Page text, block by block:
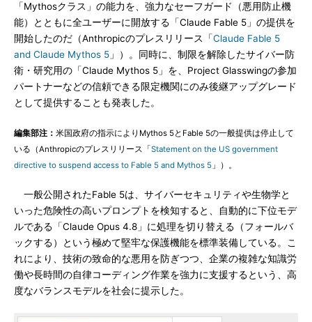
「Mythosクラス」の能力を、強力なセーフガード（悪用防止機
能）とともに全ユーザーに開放する「Claude Fable 5」の提供を
開始したのだ（Anthropicのプレスリリース「Claude Fable 5
and Claude Mythos 5 」）。同時に、制限を解除したサイバー防
衛・研究用の「Claude Mythos 5」を、Project Glasswingの参加
パートナーなどの信頼できる限定機関にのみ後継アップグレード
として提供することも発表した。
編集部注： 米国政府の指示によりMythos 5とFable 5の一般提供は停止して
いる（Anthropicのプレスリリース「 Statement on the US government
directive to suspend access to Fable 5 and Mythos 5 」）。
一般公開されたFable 5は、サイバーセキュリティや生物学と
いった危険性の高いプロンプトを検知すると、自動的に下位モデ
ルである「Claude Opus 4.8」に処理を切り替える（フォールバ
ックする）という極めて堅牢な保護機能を標準装備している。こ
れにより、技術の致命的な悪用を防ぎつつ、企業の複雑な知識労
働や長時間の自律コーディング作業を強力に支援するという、高
度なバランスモデルを社会に提示した。